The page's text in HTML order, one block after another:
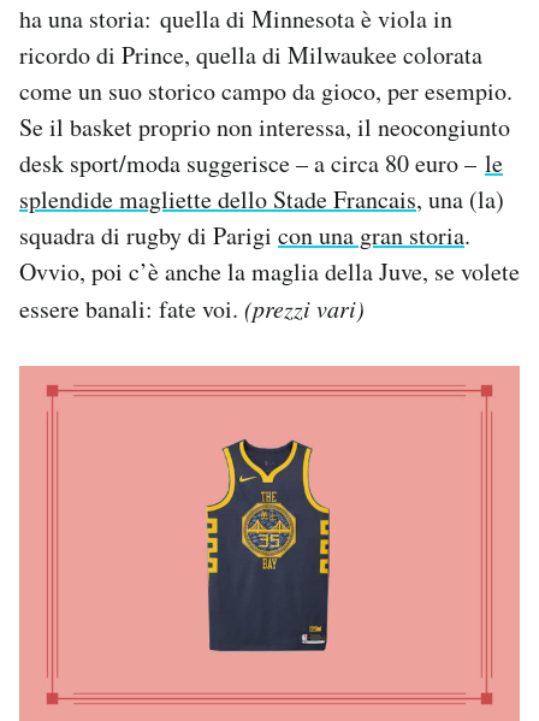
ha una storia: quella di Minnesota è viola in
ricordo di Prince, quella di Milwaukee colorata
come un suo storico campo da gioco, per esempio.
Se il basket proprio non interessa, il neocongiunto
desk sport/moda suggerisce – a circa 80 euro – le
splendide magliette dello Stade Francais, una (la)
squadra di rugby di Parigi con una gran storia.
Ovvio, poi c’è anche la maglia della Juve, se volete
essere banali: fate voi. (prezzi vari)